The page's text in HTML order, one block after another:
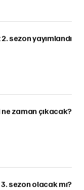
sezon yayımlandı
zaman çıkacak?
sezon olacak mı?